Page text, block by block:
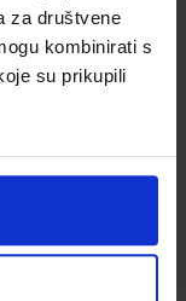
za društvene
kombinirati s
su prikupili